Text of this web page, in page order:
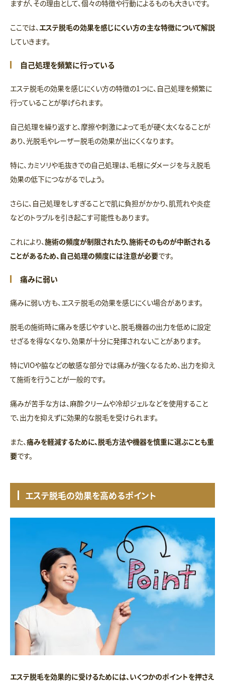
ますが、その理由として、個々の特徴や行動によるものも大きいです。
ここでは、エステ脱毛の効果を感じにくい方の主な特徴について解説
していきます。
自己処理を頻繁に行っている
エステ脱毛の効果を感じにくい方の特徴の1つに、自己処理を頻繁に
行っていることが挙げられます。
自己処理を繰り返すと、摩擦や刺激によって毛が硬く太くなることが
あり、光脱毛やレーザー脱毛の効果が出にくくなります。
特に、カミソリや毛抜きでの自己処理は、毛根にダメージを与え脱毛
効果の低下につながるでしょう。
さらに、自己処理をしすぎることで肌に負担がかかり、肌荒れや炎症
などのトラブルを引き起こす可能性もあります。
これにより、施術の頻度が制限されたり、施術そのものが中断される
ことがあるため、自己処理の頻度には注意が必要です。
痛みに弱い
痛みに弱い方も、エステ脱毛の効果を感じにくい場合があります。
脱毛の施術時に痛みを感じやすいと、脱毛機器の出力を低めに設定
せざるを得なくなり、効果が十分に発揮されないことがあります。
特にVIOや脇などの敏感な部分では痛みが強くなるため、出力を抑え
て施術を行うことが一般的です。
痛みが苦手な方は、麻酔クリームや冷却ジェルなどを使用すること
で、出力を抑えずに効果的な脱毛を受けられます。
また、痛みを軽減するために、脱毛方法や機器を慎重に選ぶことも重
要です。
エステ脱毛の効果を高めるポイント
エステ脱毛を効果的に受けるためには、いくつかのポイントを押さえ